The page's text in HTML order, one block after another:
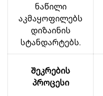
ნაწილი
აკმაყოფილებს
დიზაინის
სტანდარტებს.
Შეკრების
პროცესი